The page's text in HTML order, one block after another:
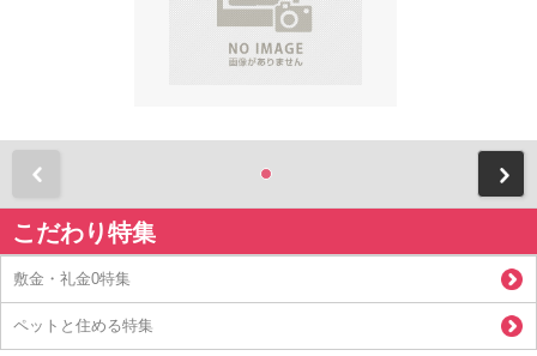
こだわり特集
敷金・礼金0特集
ペットと住める特集